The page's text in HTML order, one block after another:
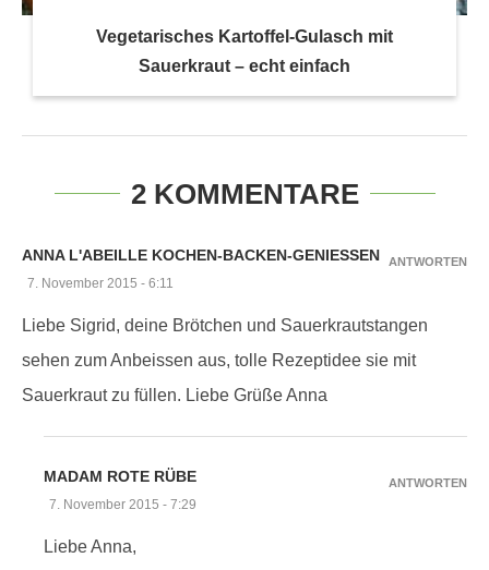
Vegetarisches Kartoffel-Gulasch mit
Sauerkraut – echt einfach
2 KOMMENTARE
ANNA L'ABEILLE KOCHEN-BACKEN-GENIESSEN
7. November 2015 - 6:11
Liebe Sigrid, deine Brötchen und Sauerkrautstangen
sehen zum Anbeissen aus, tolle Rezeptidee sie mit
Sauerkraut zu füllen. Liebe Grüße Anna
ANTWORTEN
MADAM ROTE RÜBE
7. November 2015 - 7:29
Liebe Anna,
ANTWORTEN